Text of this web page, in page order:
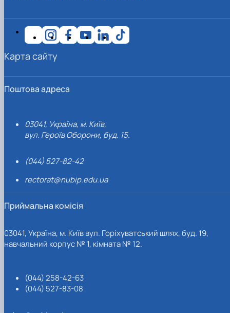
Поштова адреса
03041, Україна, м. Київ,
вул. Героїв Оборони, буд. 15.
(044) 527-82-42
rectorat@nubip.edu.ua
Приймальна комісія
03041, Україна, м. Київ вул. Горіхуватський шлях, буд. 19,
навчальний корпус № 1, кімната № 12.
(044) 258-42-63
(044) 527-83-08
Карта сайту